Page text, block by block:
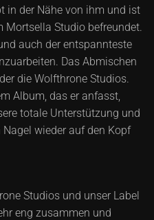
in der Nähe von ihm und ist
Mortsella Studio befreundet.
auch der entspannteste
Das Abmischen
die Wolfthrone Studios.
Album, das er anfasst,
totale Unterstützung und
wieder auf den Kopf
Studios und unser Label
eng zusammen und